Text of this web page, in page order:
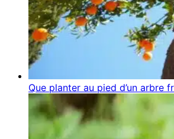
Que planter au pied d’un arbre